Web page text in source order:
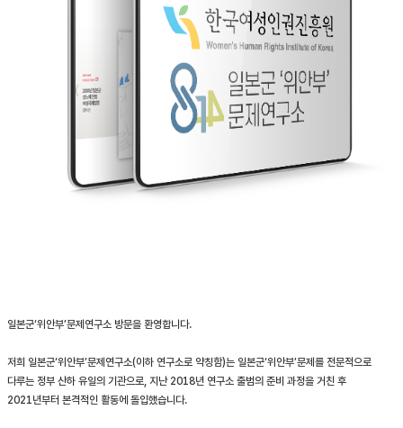
일본군‘위안부’문제연구소 방문을 환영합니다.
저희 일본군‘위안부’문제연구소(이하 연구소로 약칭함)는 일본군‘위안부’문제를 전문적으로
다루는 정부 산하 유일의 기관으로, 지난 2018년 연구소 출범의 준비 과정을 거친 후
2021년부터 본격적인 활동에 돌입했습니다.